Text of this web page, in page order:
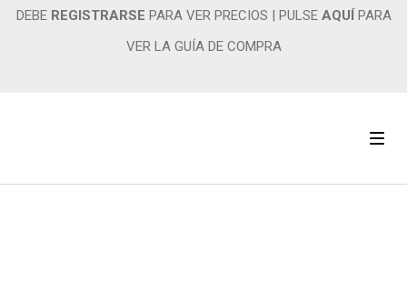
DEBE REGISTRARSE PARA VER PRECIOS | PULSE AQUÍ PARA
VER LA GUÍA DE COMPRA